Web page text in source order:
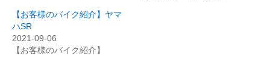
し
い
ィ
ン
ド
ウ
ク
し
さ
い
【お客様のバイク紹介】ヤマ
ハSR
2021-09-06
【お客様のバイク紹介】